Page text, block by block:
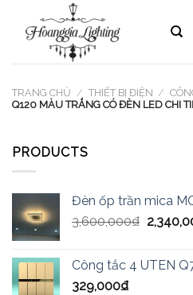
TRANG CHỦ / THIẾT BỊ ĐIỆN /
Q120 MÀU TRẮNG CÓ ĐÈN LED CHI
PRODUCTS
Đèn ốp trần mica
3,600,000₫
Công tắc 4 UTEN
329,000₫